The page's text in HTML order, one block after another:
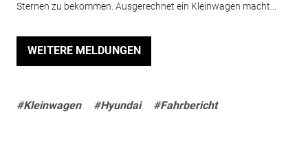
Sternen zu bekommen. Ausgerechnet ein Kleinwagen macht...
WEITERE MELDUNGEN
#Kleinwagen #Hyundai #Fahrbericht